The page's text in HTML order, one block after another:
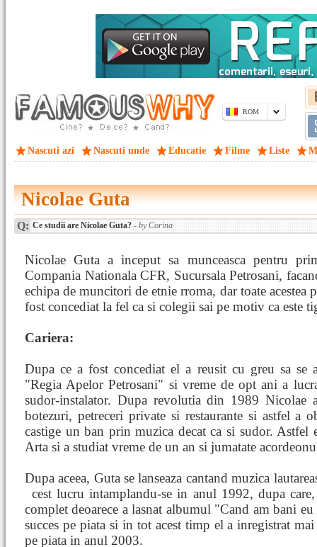
ROM
Nascuti azi Nascuti unde Educatie Filme Liste
Nicolae Guta
Q: Ce studii are Nicolae Guta? - by Corina
Nicolae Guta a inceput sa munceasca pentru
Compania Nationala CFR, Sucursala Petrosani,
echipa de muncitori de etnie rroma, dar toate acestea
fost concediat la fel ca si colegii sai pe motiv ca este
Cariera:
Dupa ce a fost concediat el a reusit cu greu sa se
"Regia Apelor Petrosani" si vreme de opt ani a
sudor-instalator. Dupa revolutia din 1989 Nicolae
botezuri, petreceri private si restaurante si astfel a
castige un ban prin muzica decat ca si sudor. Astfel
Arta si a studiat vreme de un an si jumatate
Dupa aceea, Guta se lanseaza cantand muzica
cest lucru intamplandu-se in anul 1992, dupa
complet deoarece a lasnat albumul "Cand am bani
succes pe piata si in tot acest timp el a inregistrat
pe piata in anul 2003.